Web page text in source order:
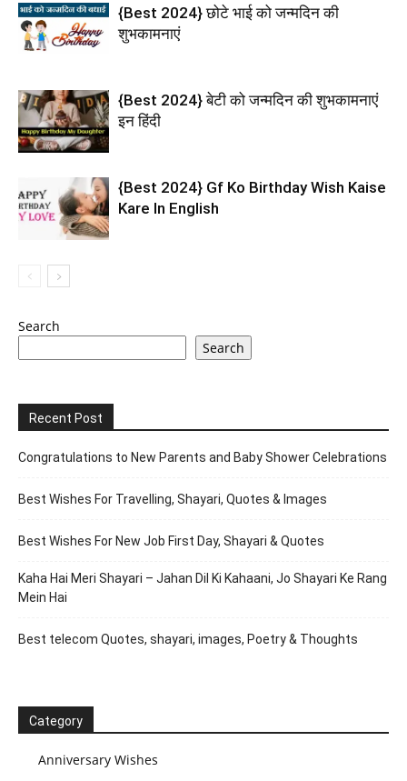
{Best 2024} छोटे भाई को जन्मदिन की
शुभकामनाएं
{Best 2024} बेटी को जन्मदिन की शुभकामनाएं
इन हिंदी
{Best 2024} Gf Ko Birthday Wish Kaise
Kare In English
Search
Search
Recent Post
Congratulations to New Parents and Baby Shower Celebrations
Best Wishes For Travelling, Shayari, Quotes & Images
Best Wishes For New Job First Day, Shayari & Quotes
Kaha Hai Meri Shayari – Jahan Dil Ki Kahaani, Jo Shayari Ke Rang
Mein Hai
Best telecom Quotes, shayari, images, Poetry & Thoughts
Category
Anniversary Wishes